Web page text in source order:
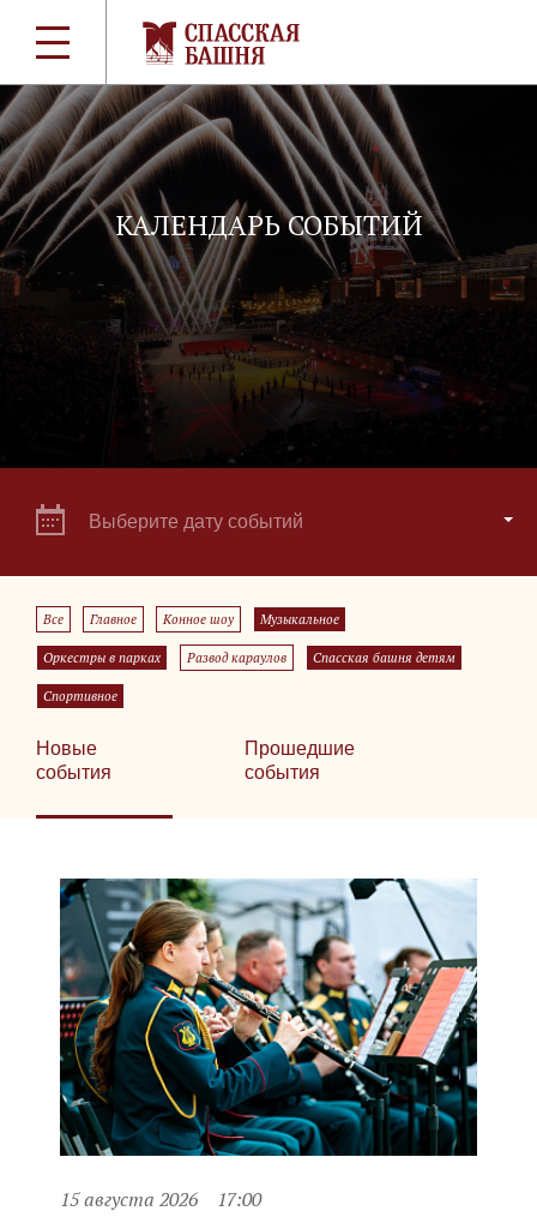
КАЛЕНДАРЬ СОБЫТИЙ
Выберите дату событий
Все Главное Конное шоу Музыкальное
Оркестры в парках Развод караулов Спасская башня детям
Спортивное
Новые
события
Прошедшие
события
15 августа 2026 17:00